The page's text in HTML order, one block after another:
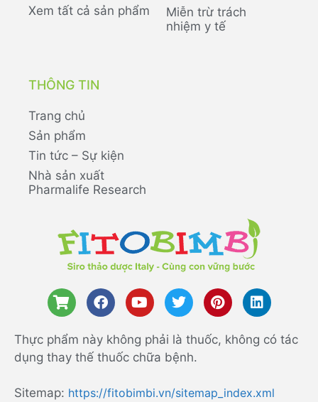
Xem tất cả sản phẩm
Miễn trừ trách
nhiệm y tế
THÔNG TIN
Trang chủ
Sản phẩm
Tin tức – Sự kiện
Nhà sản xuất
Pharmalife Research
Thực phẩm này không phải là thuốc, không có tác
dụng thay thế thuốc chữa bệnh.
Sitemap: https://fitobimbi.vn/sitemap_index.xml